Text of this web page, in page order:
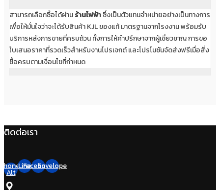
สามารถเลือกซื้อได้ผ่านร้านไฟฟ้าซึ่งเป็นตัวแทนจำหน่ายอย่างเป็นทางการ
เพื่อให้มั่นใจว่าจะได้รับสินค้า KJL ของแท้ มาตรฐานจากโรงงาน พร้อมรับ
บริการหลังการขายที่ครบถ้วน ทั้งการให้คำปรึกษาจากผู้เชี่ยวชาญ การขอ
ใบเสนอราคาที่รวดเร็วสำหรับงานโปรเจกต์ และโปรโมชันจัดส่งฟรีเมื่อสั่ง
ซื้อครบตามเงื่อนไขที่กำหนด
ติดต่อเรา
Alt
Line
Facebook
Envelope